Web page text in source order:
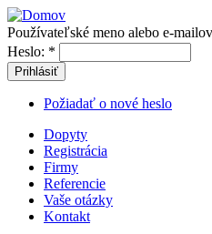
Používateľské meno alebo e-
Heslo: *
Prihlásiť
Požiadať o nové heslo
Dopyty
Registrácia
Firmy
Referencie
Vaše otázky
Kontakt